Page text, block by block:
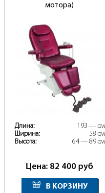
мотора)
Длина:
193 — см
Ширина:
58 см
Высота:
64 — 89 см
Цена: 82 400 руб
В КОРЗИНУ